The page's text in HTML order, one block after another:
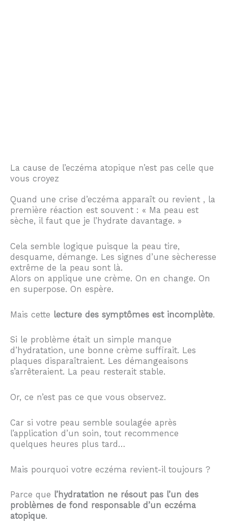
La cause de l’eczéma atopique n’est pas celle que
vous croyez
Quand une crise d’eczéma apparaît ou revient , la
première réaction est souvent : « Ma peau est
sèche, il faut que je l’hydrate davantage. »
Cela semble logique puisque la peau tire,
desquame, démange. Les signes d’une sècheresse
extrême de la peau sont là.
Alors on applique une crème. On en change. On
en superpose. On espère.
Mais cette lecture des symptômes est incomplète.
Si le problème était un simple manque
d’hydratation, une bonne crème suffirait. Les
plaques disparaîtraient. Les démangeaisons
s’arrêteraient. La peau resterait stable.
Or, ce n’est pas ce que vous observez.
Car si votre peau semble soulagée après
l’application d’un soin, tout recommence
quelques heures plus tard…
Mais pourquoi votre eczéma revient-il toujours ?
Parce que l’hydratation ne résout pas l’un des
problèmes de fond responsable d’un eczéma
atopique.